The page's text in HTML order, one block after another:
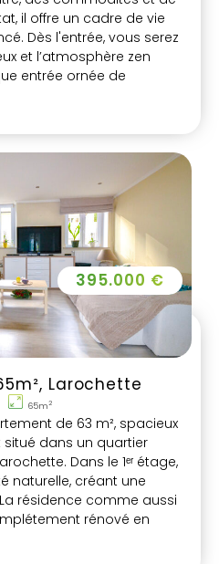
il offre un cadre de vie
Dès l'entrée, vous serez
et l’atmosphère zen
entrée ornée de
Larochette
65m2
de 63 m², spacieux
situé dans un quartier
Dans le 1ᵉʳ étage,
naturelle, créant une
résidence comme aussi
rénové en
395.000 €